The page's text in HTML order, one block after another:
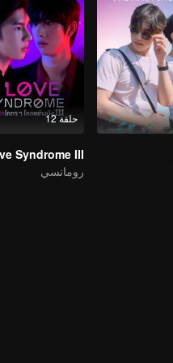
حلقة 12
Syndrome III
رومانسي